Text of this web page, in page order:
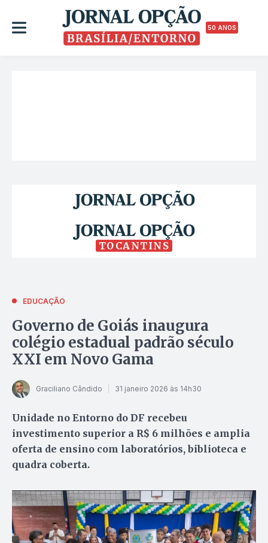
50 ANOS
TOCANTINS
EDUCAÇÃO
Governo de Goiás inaugura
colégio estadual padrão século
XXI em Novo Gama
Graciliano Cândido 31 janeiro 2026 às 14h30
Unidade no Entorno do DF recebeu
investimento superior a R$ 6 milhões e amplia
oferta de ensino com laboratórios, biblioteca e
quadra coberta.